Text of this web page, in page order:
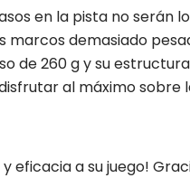
en la pista no serán
marcos demasiado
de 260 g y su
al máximo sobre
eficacia a su juego!